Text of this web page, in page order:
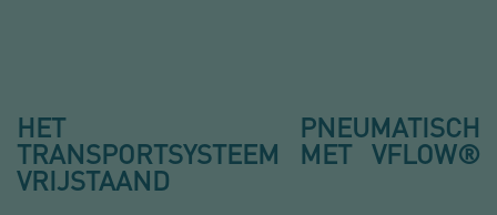
HET PNEUMATISCH
TRANSPORTSYSTEEM MET VFLOW®
VRIJSTAAND